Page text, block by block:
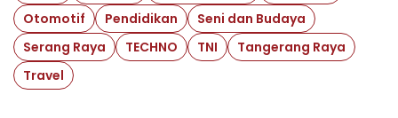
Otomotif
Pendidikan
Seni dan Budaya
Serang Raya
TECHNO TNI
Tangerang Raya
Travel